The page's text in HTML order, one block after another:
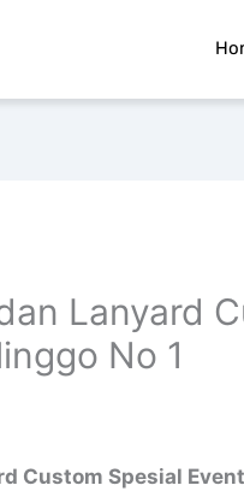
Lanyard
No 1
Custom Spesial Event